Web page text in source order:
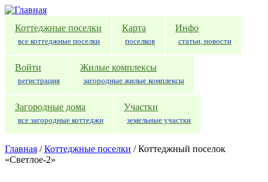
Перейти к основному содержанию
Коттеджные поселки
все коттеджные поселки
Карта
поселков
Инфо
статьи, новости
Войти
регистрация
Жилые комплексы
загородные жилые комплексы
Загородные дома
все загородные коттеджи
Участки
земельные участки
Главная / Коттеджные поселки /Коттеджный поселок
«Светлое-2»